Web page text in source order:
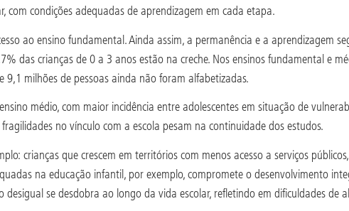
com condições adequadas de aprendizagem em cada etapa.
ao ensino fundamental. Ainda assim, a permanência e a aprendizagem
das crianças de 0 a 3 anos estão na creche. Nos ensinos fundamental e
milhões de pessoas ainda não foram alfabetizadas.
médio, com maior incidência entre adolescentes em situação de
no vínculo com a escola pesam na continuidade dos estudos.
crianças que crescem em territórios com menos acesso a serviços
na educação infantil, por exemplo, compromete o desenvolvimento
desigual se desdobra ao longo da vida escolar, refletindo em dificuldades de